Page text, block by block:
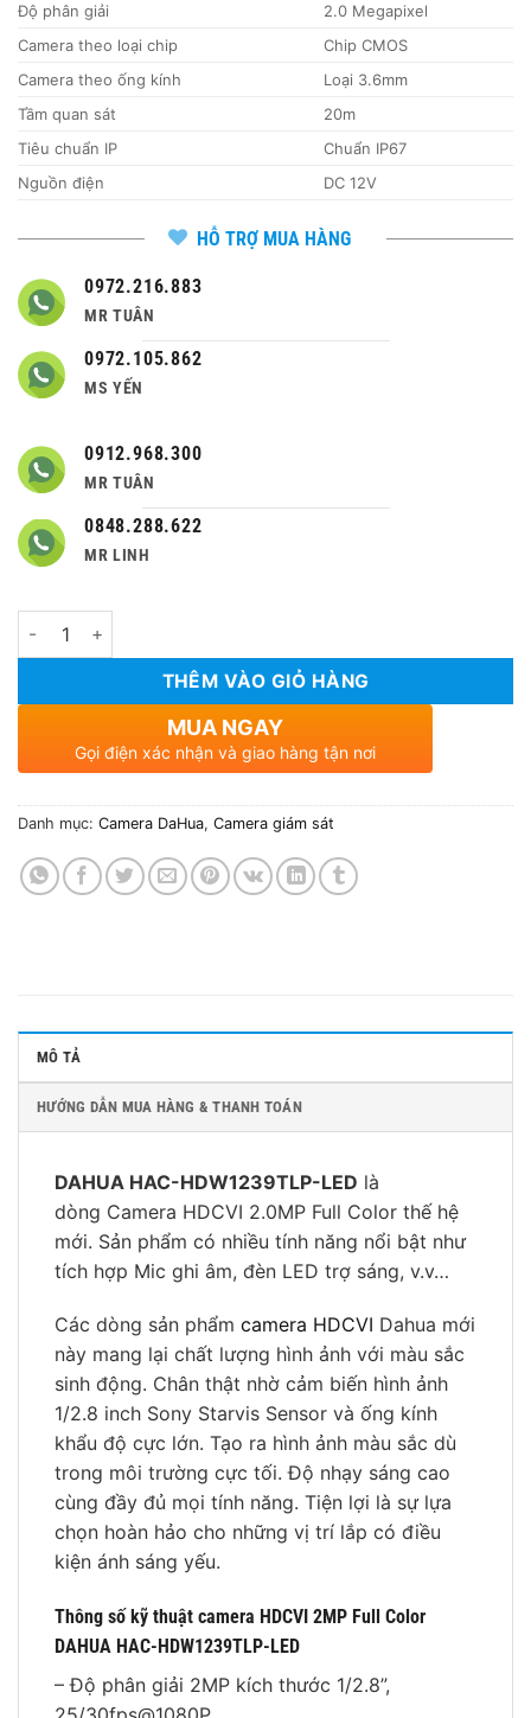
Độ phân giải
2.0 Megapixel
Camera theo loại chip
Chip CMOS
Camera theo ống kính
Loại 3.6mm
Tầm quan sát
20m
Tiêu chuẩn IP
Chuẩn IP67
Nguồn điện
DC 12V
HỖ TRỢ MUA HÀNG
0972.216.883
MR TUÂN
0972.105.862
MS YẾN
0912.968.300
MR TUÂN
0848.288.622
MR LINH
Số lượng
THÊM VÀO GIỎ HÀNG
MUA NGAY
Gọi điện xác nhận và giao hàng tận nơi
Danh mục: Camera DaHua, Camera giám sát
MÔ TẢ
HƯỚNG DẪN MUA HÀNG & THANH TOÁN
DAHUA HAC-HDW1239TLP-LED là
dòng Camera HDCVI 2.0MP Full Color thế hệ
mới. Sản phẩm có nhiều tính năng nổi bật như
tích hợp Mic ghi âm, đèn LED trợ sáng, v.v…
Các dòng sản phẩm camera HDCVI Dahua mới
này mang lại chất lượng hình ảnh với màu sắc
sinh động. Chân thật nhờ cảm biến hình ảnh
1/2.8 inch Sony Starvis Sensor và ống kính
khẩu độ cực lớn. Tạo ra hình ảnh màu sắc dù
trong môi trường cực tối. Độ nhạy sáng cao
cùng đầy đủ mọi tính năng. Tiện lợi là sự lựa
chọn hoàn hảo cho những vị trí lắp có điều
kiện ánh sáng yếu.
Thông số kỹ thuật camera HDCVI 2MP Full Color
DAHUA HAC-HDW1239TLP-LED
– Độ phân giải 2MP kích thước 1/2.8”,